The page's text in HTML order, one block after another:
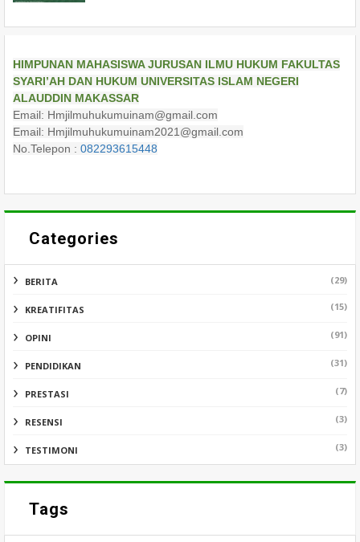
HIMPUNAN MAHASISWA JURUSAN ILMU HUKUM FAKULTAS
SYARI’AH DAN HUKUM UNIVERSITAS ISLAM NEGERI
ALAUDDIN MAKASSAR
Email: Hmjilmuhukumuinam@gmail.com
Email: Hmjilmuhukumuinam2021@gmail.com
No.Telepon : 082293615448
Categories
BERITA (29)
KREATIFITAS (15)
OPINI (91)
PENDIDIKAN (31)
PRESTASI (7)
RESENSI (3)
TESTIMONI (3)
Tags